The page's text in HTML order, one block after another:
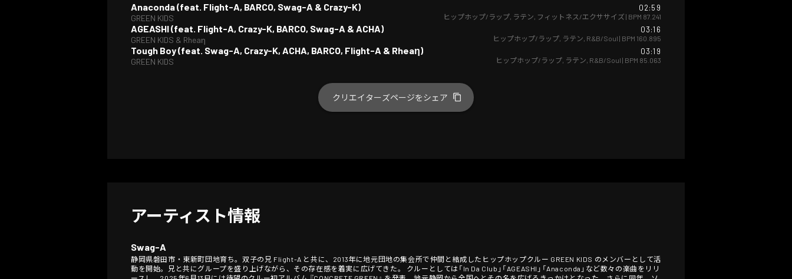
Anaconda (feat. Flight-A, BARCO, Swag-A & Crazy-K)
GREEN KIDS
02:59
ヒップホップ/ラップ, ラテン, フィットネス/エクササイズ | BPM 87.241
AGEASHI (feat. Flight-A, Crazy-K, BARCO, Swag-A & ACHA)
GREEN KIDS & Rheaη
03:16
ヒップホップ/ラップ, ラテン, R&B/Soul | BPM 160.895
Tough Boy (feat. Swag-A, Crazy-K, ACHA, BARCO, Flight-A & Rheaη)
GREEN KIDS
03:19
ヒップホップ/ラップ, ラテン, R&B/Soul | BPM 85.063
クリエイターズページをシェア
アーティスト情報
Swag-A
静岡県磐田市・東新町団地育ち。双子の兄 Flight-A と共に、2013年に地元団地の集会所で仲間と結成したヒップホップクルー GREEN KIDS のメンバーとして活
動を開始。兄と共にグループを盛り上げながら、その存在感を着実に広げてきた。 クルーとしては「In Da Club」「AGEASHI」「Anaconda」など数々の楽曲をリリ